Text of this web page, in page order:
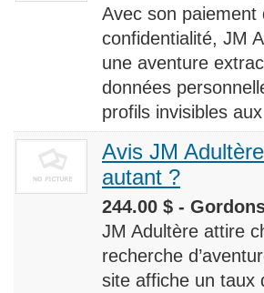
Avec son
confidentialité, JM
une aventure
données
profils invisibles
Avis JM
autant ?
244.00 $ -
JM Adultère attire
recherche
site affiche un taux